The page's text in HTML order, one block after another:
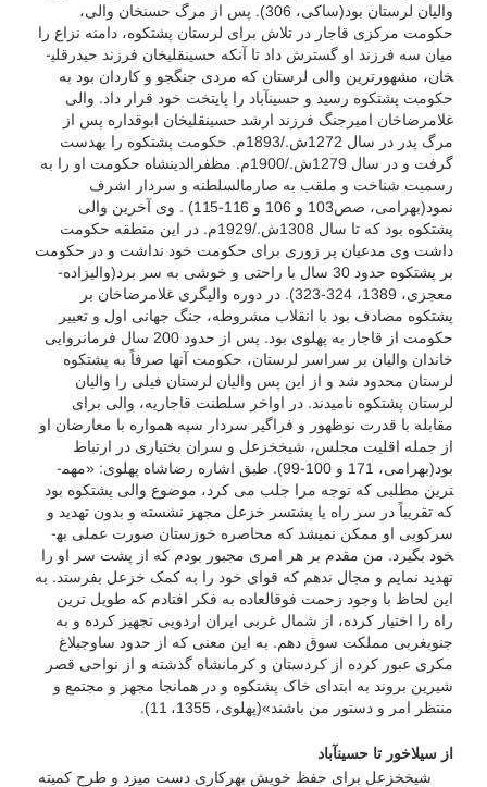
والیان لرستان بود(ساکی، 306). پس از مرگ حسن­خان والی،
حکومت مرکزی قاجار در تلاش برای لرستان پشتکوه، دامنه نزاع را
میان سه فرزند او گسترش داد تا آنکه حسین­قلی­خان فرزند حیدرقلی­
خان، مشهورترین والی لرستان که مردی جنگجو و کاردان بود به
حکومت پشتکوه رسید و حسین­آباد را پایتخت خود قرار داد. والی
غلامرضاخان امیرجنگ فرزند ارشد حسین­قلی­خان ابوقداره پس از
مرگ پدر در سال 1272ش./1893م. حکومت پشتکوه را به­دست
گرفت و در سال 1279ش./1900م. مظفرالدین­شاه حکومت او را به
رسمیت شناخت و ملقب به صارم­السلطنه و سردار اشرف
نمود(بهرامی، صص103 و 106 و 116-115) . وی آخرین والی
پشتکوه بود که تا سال 1308ش./1929م. در این منطقه حکومت
داشت وی مدعیان پر زوری برای حکومت خود نداشت و در حکومت
بر پشتکوه حدود 30 سال با راحتی و خوشی به سر برد(والی­زاده­
معجزی، 1389، 324-323). در دوره والی­گری غلامرضاخان بر
پشتکوه مصادف بود با انقلاب مشروطه، جنگ جهانی اول و تعییر
حکومت از قاجار به پهلوی بود. پس از حدود 200 سال فرمانروایی
خاندان والیان بر سراسر لرستان، حکومت آنها صرفاً به پشتکوه
لرستان محدود شد و از این پس والیان لرستان فیلی را والیان
لرستان پشتکوه نامیدند. در اواخر سلطنت قاجاریه، والی برای
مقابله با قدرت نوظهور و فراگیر سردار سپه همواره با معارضان او
از جمله اقلیت مجلس، شیخ­خزعل و سران بختیاری در ارتباط
بود(بهرامی، 171 و 100-99). طبق اشاره رضاشاه پهلوی: «مهم­
ترین مطلبی که توجه مرا جلب می کرد، موضوع والی پشتکوه بود
که تقریباً در سر راه یا پشت­سر خزعل مجهز نشسته و بدون تهدید و
سرکوبی او ممکن نمی­شد که محاصره خوزستان صورت عملی به­
خود بگیرد. من مقدم بر هر امری مجبور بودم که از پشت سر او را
تهدید نمایم و مجال ندهم که قوای خود را به کمک خزعل بفرستد. به
این لحاظ با وجود زحمت فوق­العاده به فکر افتادم که طویل ترین
راه را اختیار کرده، از شمال غربی ایران اردویی تجهیز کرده و به
جنوب­غربی مملکت سوق دهم. به این معنی که از حدود ساوجبلاغ
مکری عبور کرده از کردستان و کرمانشاه گذشته و از نواحی قصر
شیرین بروند به ابتدای خاک پشتکوه و در همان­جا مجهز و مجتمع و
منتظر امر و دستور من باشند»(پهلوی، 1355، 11).
از سیلاخور تا حسین­آباد
شیخ­خزعل برای حفظ خویش بهرکاری دست می­زد و طرح کمیته